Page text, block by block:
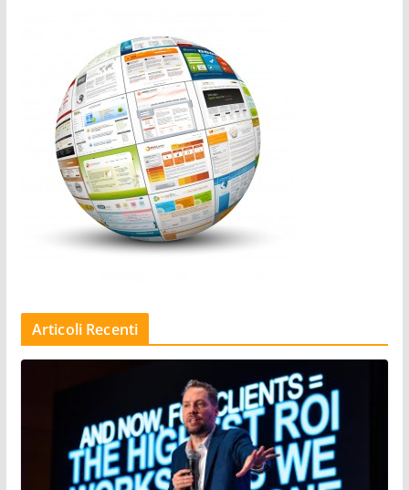
Articoli Recenti